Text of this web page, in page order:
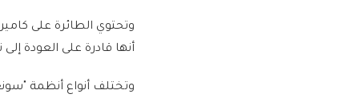
وتحتوي الطائرة على
أنها قادرة على العودة